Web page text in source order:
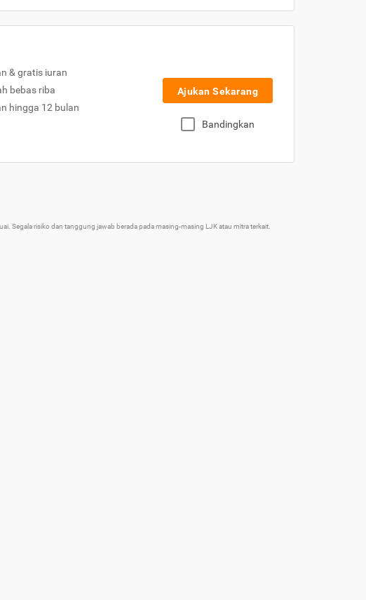
& gratis iuran
bebas riba
hingga 12 bulan
Ajukan Sekarang
Bandingkan
Segala risiko dan tanggung jawab berada pada masing-masing LJK atau mitra terkait.